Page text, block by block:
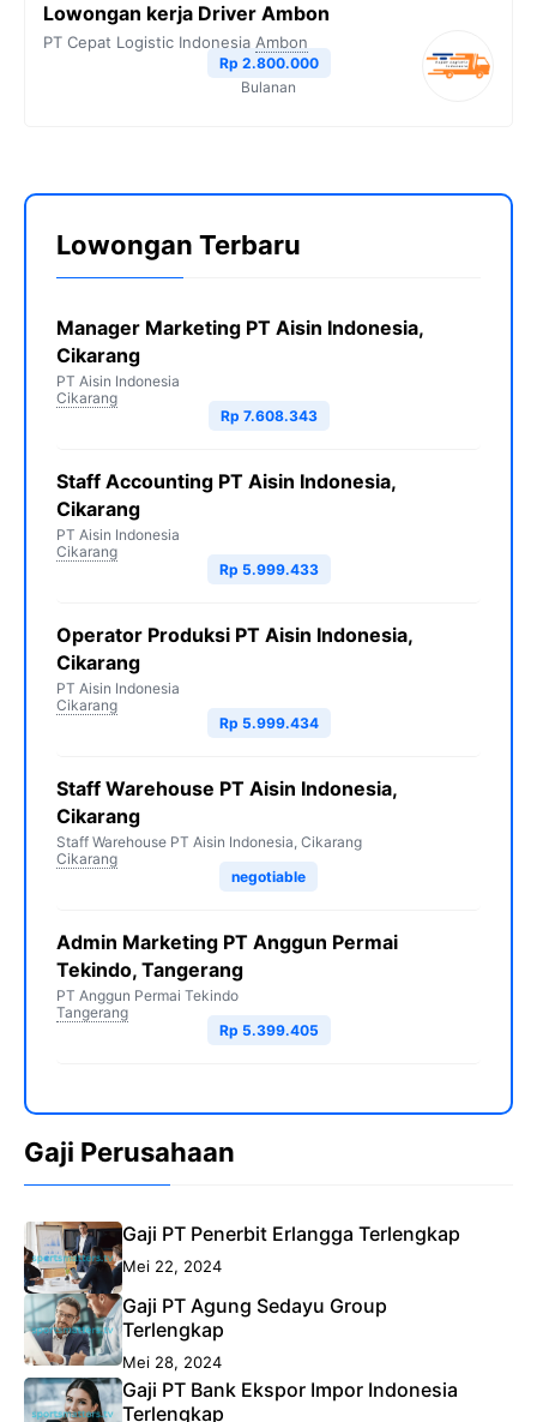
Lowongan kerja Driver Ambon
PT Cepat Logistic Indonesia Ambon
Rp 2.800.000
Bulanan
Lowongan Terbaru
Manager Marketing PT Aisin Indonesia,
Cikarang
PT Aisin Indonesia
Cikarang
Rp 7.608.343
Staff Accounting PT Aisin Indonesia,
Cikarang
PT Aisin Indonesia
Cikarang
Rp 5.999.433
Operator Produksi PT Aisin Indonesia,
Cikarang
PT Aisin Indonesia
Cikarang
Rp 5.999.434
Staff Warehouse PT Aisin Indonesia,
Cikarang
Staff Warehouse PT Aisin Indonesia, Cikarang
Cikarang
negotiable
Admin Marketing PT Anggun Permai
Tekindo, Tangerang
PT Anggun Permai Tekindo
Tangerang
Rp 5.399.405
Gaji Perusahaan
Gaji PT Penerbit Erlangga Terlengkap
Mei 22, 2024
Gaji PT Agung Sedayu Group
Terlengkap
Mei 28, 2024
Gaji PT Bank Ekspor Impor Indonesia
Terlengkap